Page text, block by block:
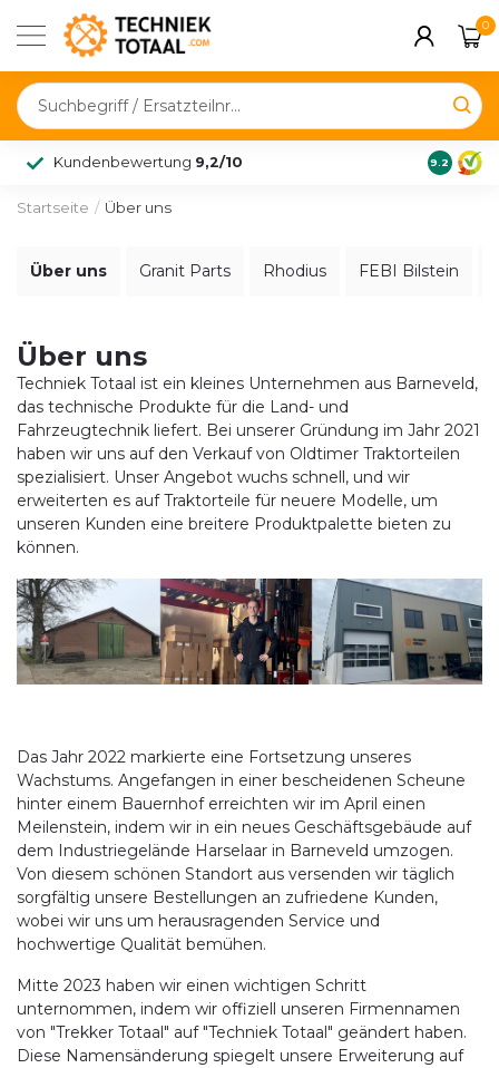
0
Kundenbewertung 9,2/10 9.2
Startseite / Über uns
Über uns Granit Parts Rhodius FEBI Bilstein
Über uns
Techniek Totaal ist ein kleines Unternehmen aus Barneveld,
das technische Produkte für die Land- und
Fahrzeugtechnik liefert. Bei unserer Gründung im Jahr 2021
haben wir uns auf den Verkauf von Oldtimer Traktorteilen
spezialisiert. Unser Angebot wuchs schnell, und wir
erweiterten es auf Traktorteile für neuere Modelle, um
unseren Kunden eine breitere Produktpalette bieten zu
können.
Das Jahr 2022 markierte eine Fortsetzung unseres
Wachstums. Angefangen in einer bescheidenen Scheune
hinter einem Bauernhof erreichten wir im April einen
Meilenstein, indem wir in ein neues Geschäftsgebäude auf
dem Industriegelände Harselaar in Barneveld umzogen.
Von diesem schönen Standort aus versenden wir täglich
sorgfältig unsere Bestellungen an zufriedene Kunden,
wobei wir uns um herausragenden Service und
hochwertige Qualität bemühen.
Mitte 2023 haben wir einen wichtigen Schritt
unternommen, indem wir offiziell unseren Firmennamen
von "Trekker Totaal" auf "Techniek Totaal" geändert haben.
Diese Namensänderung spiegelt unsere Erweiterung auf